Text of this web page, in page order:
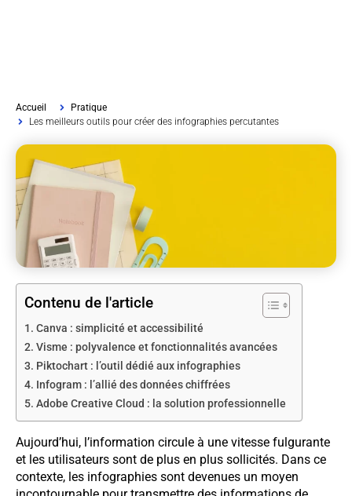
Accueil
Pratique
Les meilleurs outils pour créer des infographies percutantes
Contenu de l'article
Canva : simplicité et accessibilité
Visme : polyvalence et fonctionnalités avancées
Piktochart : l’outil dédié aux infographies
Infogram : l’allié des données chiffrées
Adobe Creative Cloud : la solution professionnelle
Aujourd’hui, l’information circule à une vitesse fulgurante
et les utilisateurs sont de plus en plus sollicités. Dans ce
contexte, les infographies sont devenues un moyen